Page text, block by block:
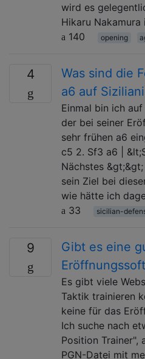
wird es
Hikaru
140
opening
4
Was sind die
a6 auf
Einmal bin ich
der bei seiner
sehr frühen a6
c5 2. Sf3 a6 |
Nächstes
sein Ziel bei
wie hätte ich
33
sicilian-
9
Gibt es eine
Es gibt viele
Taktik trainieren
keine für das
Ich suche nach
Position Trainer",
PGN-Datei mit